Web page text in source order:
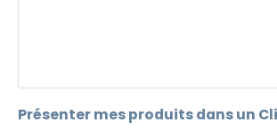
Présenter mes produits dans un